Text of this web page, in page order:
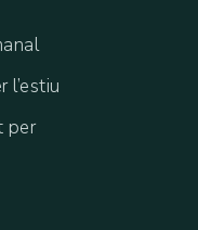
l’estiu
per